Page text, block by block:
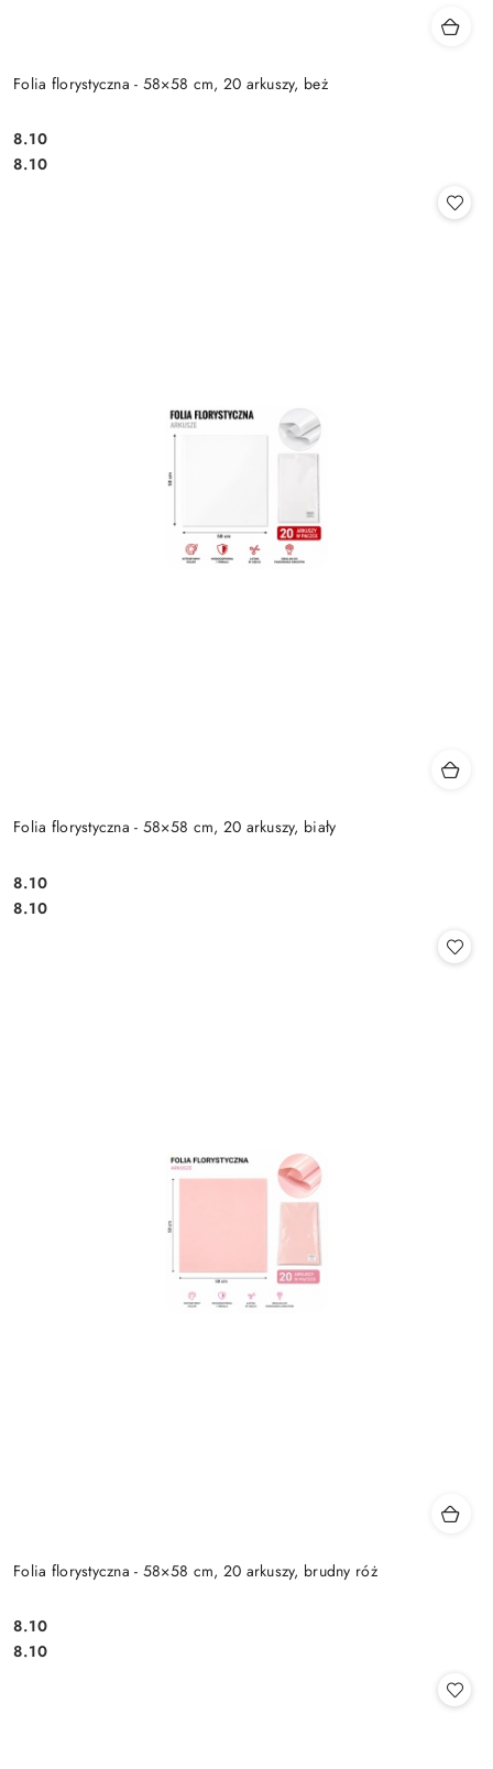
Folia florystyczna - 58×58 cm, 20 arkuszy, beż
Cena:
8.10
Cena:
8.10
Folia florystyczna - 58×58 cm, 20 arkuszy, biały
Cena:
8.10
Cena:
8.10
Folia florystyczna - 58×58 cm, 20 arkuszy, brudny róż
Cena:
8.10
Cena:
8.10